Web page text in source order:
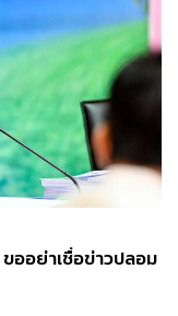
ออย่าเชื่อข่าวปลอม